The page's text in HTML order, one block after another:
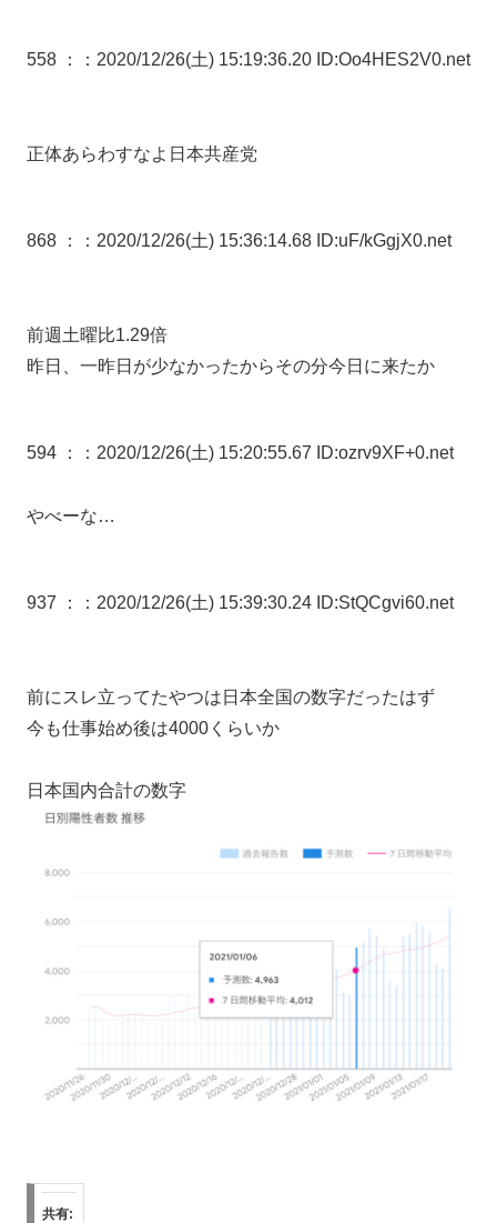
558 ： ：2020/12/26(土) 15:19:36.20 ID:Oo4HES2V0.net
正体あらわすなよ日本共産党
868 ： ：2020/12/26(土) 15:36:14.68 ID:uF/kGgjX0.net
前週土曜比1.29倍
昨日、一昨日が少なかったからその分今日に来たか
594 ： ：2020/12/26(土) 15:20:55.67 ID:ozrv9XF+0.net
やべーな…
937 ： ：2020/12/26(土) 15:39:30.24 ID:StQCgvi60.net
前にスレ立ってたやつは日本全国の数字だったはず
今も仕事始め後は4000くらいか
日本国内合計の数字
共有: